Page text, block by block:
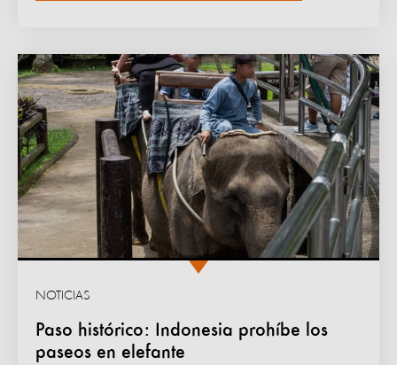
Paso histórico: Indonesia prohíbe los
paseos en elefante
NOTICIAS